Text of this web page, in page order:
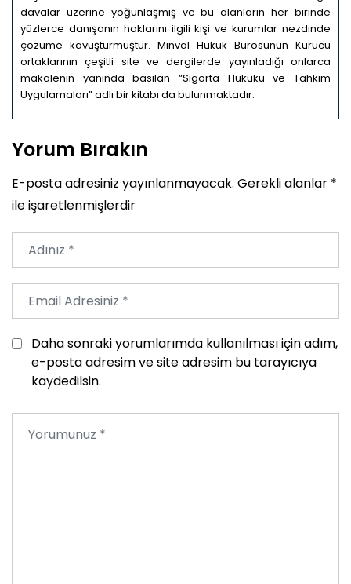
davalar üzerine yoğunlaşmış ve bu alanların her birinde
yüzlerce danışanın haklarını ilgili kişi ve kurumlar nezdinde
çözüme kavuşturmuştur. Minval Hukuk Bürosunun Kurucu
ortaklarının çeşitli site ve dergilerde yayınladığı onlarca
makalenin yanında basılan “Sigorta Hukuku ve Tahkim
Uygulamaları” adlı bir kitabı da bulunmaktadır.
Yorum Bırakın
E-posta adresiniz yayınlanmayacak. Gerekli alanlar *
ile işaretlenmişlerdir
Daha sonraki yorumlarımda kullanılması için adım,
e-posta adresim ve site adresim bu tarayıcıya
kaydedilsin.